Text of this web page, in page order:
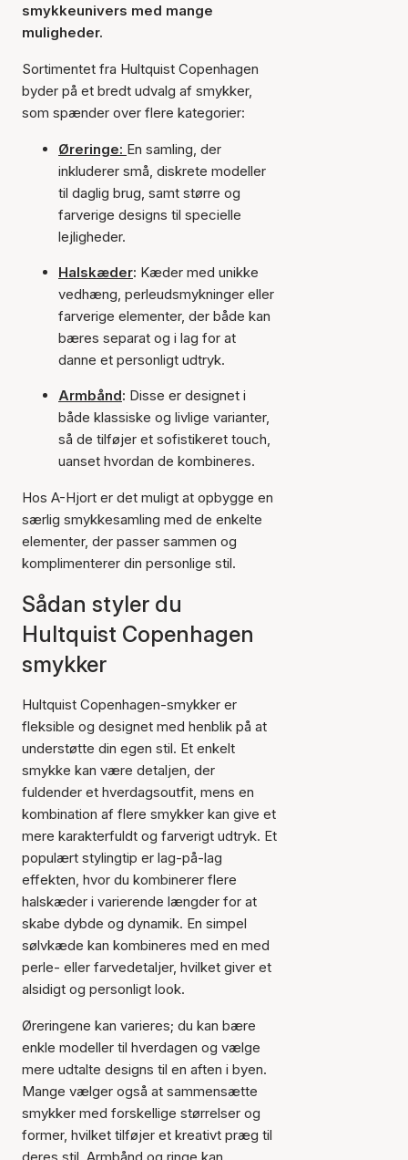
smykkeunivers med mange
muligheder.
Sortimentet fra Hultquist Copenhagen
byder på et bredt udvalg af smykker,
som spænder over flere kategorier:
Øreringe: En samling, der
inkluderer små, diskrete modeller
til daglig brug, samt større og
farverige designs til specielle
lejligheder.
Halskæder: Kæder med unikke
vedhæng, perleudsmykninger eller
farverige elementer, der både kan
bæres separat og i lag for at
danne et personligt udtryk.
Armbånd: Disse er designet i
både klassiske og livlige varianter,
så de tilføjer et sofistikeret touch,
uanset hvordan de kombineres.
Hos A-Hjort er det muligt at opbygge en
særlig smykkesamling med de enkelte
elementer, der passer sammen og
komplimenterer din personlige stil.
Sådan styler du
Hultquist Copenhagen
smykker
Hultquist Copenhagen-smykker er
fleksible og designet med henblik på at
understøtte din egen stil. Et enkelt
smykke kan være detaljen, der
fuldender et hverdagsoutfit, mens en
kombination af flere smykker kan give et
mere karakterfuldt og farverigt udtryk. Et
populært stylingtip er lag-på-lag
effekten, hvor du kombinerer flere
halskæder i varierende længder for at
skabe dybde og dynamik. En simpel
sølvkæde kan kombineres med en med
perle- eller farvedetaljer, hvilket giver et
alsidigt og personligt look.
Øreringene kan varieres; du kan bære
enkle modeller til hverdagen og vælge
mere udtalte designs til en aften i byen.
Mange vælger også at sammensætte
smykker med forskellige størrelser og
former, hvilket tilføjer et kreativt præg til